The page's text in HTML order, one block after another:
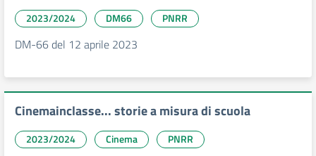
2023/2024 DM66 PNRR
DM-66 del 12 aprile 2023
Cinemainclasse... storie a misura di scuola
2023/2024 Cinema PNRR